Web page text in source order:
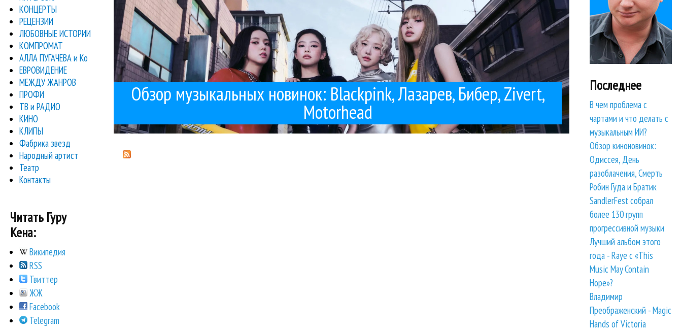
Обзор музыкальных новинок: Blackpink, Лазарев, Бибер, Zivert,
Motorhead
КОНЦЕРТЫ
РЕЦЕНЗИИ
ЛЮБОВНЫЕ ИСТОРИИ
КОМПРОМАТ
АЛЛА ПУГАЧЕВА и Ко
ЕВРОВИДЕНИЕ
МЕЖДУ ЖАНРОВ
ПРОФИ
ТВ и РАДИО
КИНО
КЛИПЫ
Фабрика звезд
Народный артист
Театр
Контакты
Читать Гуру
Кена:
Википедия
RSS
Твиттер
ЖЖ
Facebook
Telegram
Последнее
В чем проблема с
чартами и что делать с
музыкальным ИИ?
Обзор киноновинок:
Одиссея, День
разоблачения, Смерть
Робин Гуда и Братик
SandlerFest собрал
более 130 групп
прогрессивной музыки
Лучший альбом этого
года - Raye с «This
Music May Contain
Hope»?
Владимир
Преображенский - Magic
Hands of Victoria